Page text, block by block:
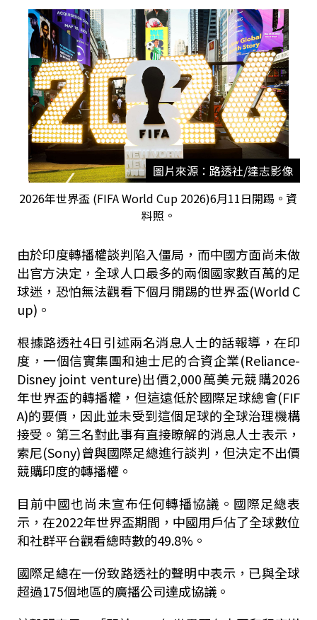
圖片來源：路透社/達志影像
2026年世界盃 (FIFA World Cup 2026)6月11日開踢。資
料照。
由於印度轉播權談判陷入僵局，而中國方面尚未做
出官方決定，全球人口最多的兩個國家數百萬的足
球迷，恐怕無法觀看下個月開踢的世界盃(World C
up)。
根據路透社4日引述兩名消息人士的話報導，在印
度，一個信實集團和迪士尼的合資企業(Reliance-
Disney joint venture)出價2,000萬美元競購2026
年世界盃的轉播權，但這遠低於國際足球總會(FIF
A)的要價，因此並未受到這個足球的全球治理機構
接受。第三名對此事有直接瞭解的消息人士表示，
索尼(Sony)曾與國際足總進行談判，但決定不出價
競購印度的轉播權。
目前中國也尚未宣布任何轉播協議。國際足總表
示，在2022年世界盃期間，中國用戶佔了全球數位
和社群平台觀看總時數的49.8%。
國際足總在一份致路透社的聲明中表示，已與全球
超過175個地區的廣播公司達成協議。